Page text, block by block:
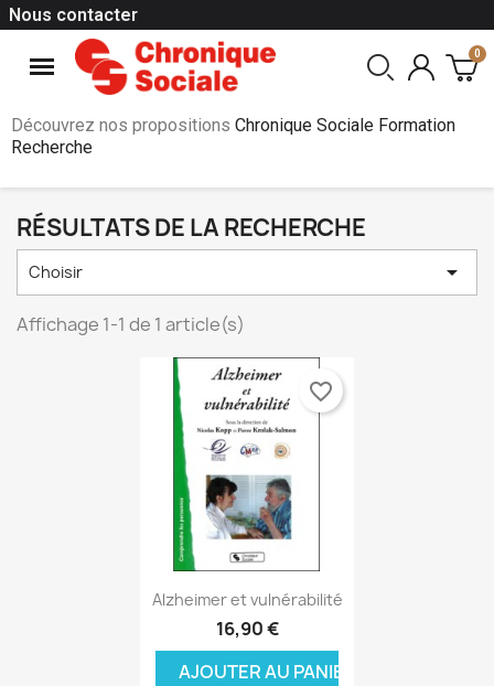
Nous contacter
Découvrez nos propositions Chronique Sociale Formation
Recherche
RÉSULTATS DE LA RECHERCHE
Choisir 
Affichage 1-1 de 1 article(s)
Aperçu rapide
Alzheimer et vulnérabilité
16,90 €
AJOUTER AU PANIER
favorite_border